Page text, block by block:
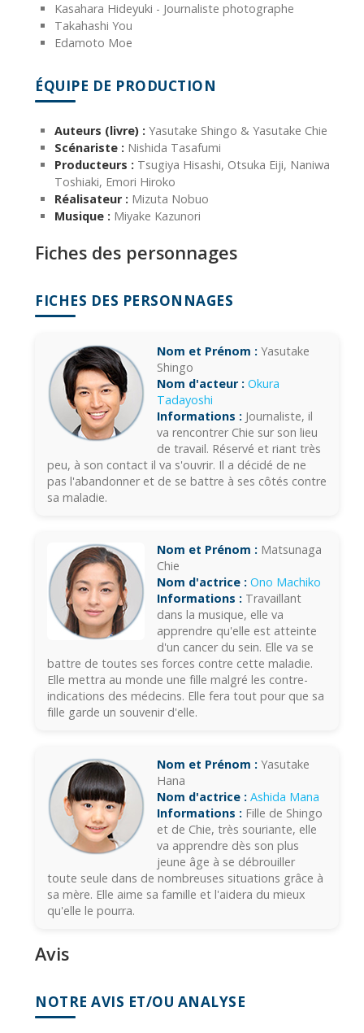
Kasahara Hideyuki - Journaliste photographe
Takahashi You
Edamoto Moe
ÉQUIPE DE PRODUCTION
Auteurs (livre) : Yasutake Shingo & Yasutake Chie
Scénariste : Nishida Tasafumi
Producteurs : Tsugiya Hisashi, Otsuka Eiji, Naniwa
Toshiaki, Emori Hiroko
Réalisateur : Mizuta Nobuo
Musique : Miyake Kazunori
Fiches des personnages
FICHES DES PERSONNAGES
Nom et Prénom : Yasutake
Shingo
Nom d'acteur : Okura
Tadayoshi
Informations : Journaliste, il
va rencontrer Chie sur son lieu
de travail. Réservé et riant très
peu, à son contact il va s'ouvrir. Il a décidé de ne
pas l'abandonner et de se battre à ses côtés contre
sa maladie.
Nom et Prénom : Matsunaga
Chie
Nom d'actrice : Ono Machiko
Informations : Travaillant
dans la musique, elle va
apprendre qu'elle est atteinte
d'un cancer du sein. Elle va se
battre de toutes ses forces contre cette maladie.
Elle mettra au monde une fille malgré les contre-
indications des médecins. Elle fera tout pour que sa
fille garde un souvenir d'elle.
Nom et Prénom : Yasutake
Hana
Nom d'actrice : Ashida Mana
Informations : Fille de Shingo
et de Chie, très souriante, elle
va apprendre dès son plus
jeune âge à se débrouiller
toute seule dans de nombreuses situations grâce à
sa mère. Elle aime sa famille et l'aidera du mieux
qu'elle le pourra.
Avis
NOTRE AVIS ET/OU ANALYSE